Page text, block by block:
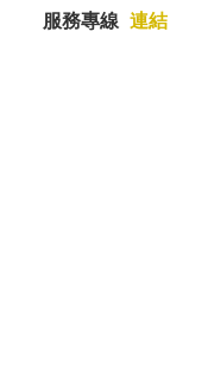
服務專線 連結